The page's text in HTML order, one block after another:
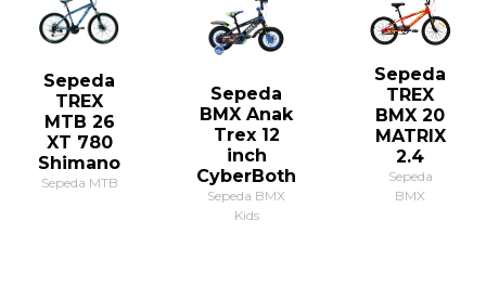
Sepeda
TREX
MTB 26
XT 780
Shimano
Sepeda MTB
Sepeda
BMX Anak
Trex 12
inch
CyberBoth
Sepeda BMX
Kids
Sepeda
TREX
BMX 20
MATRIX
2.4
Sepeda
BMX